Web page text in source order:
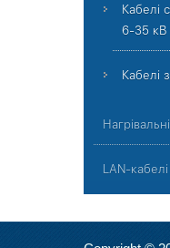
Кабелі
6-35 кВ
Кабелі
LAN-кабелі